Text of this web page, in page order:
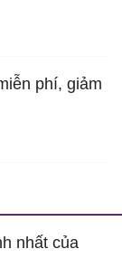
phí, giảm
nhất của